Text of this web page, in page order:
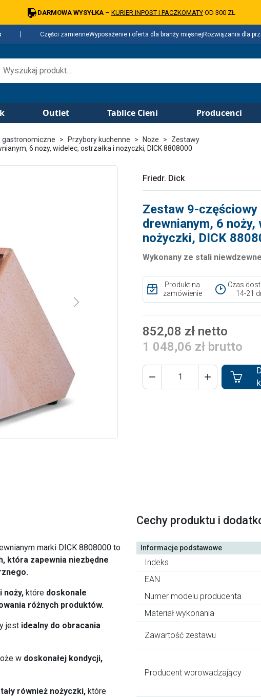
DARMOWA WYSYŁKA – KURIER INPOST I PACZKOMATY OD 300 ZŁ
Części zamienneWyposażenie i oferta dla branży mięsnejRozwiązania dla
Outlet Tablice Cieni Producenci
gastronomiczne Przybory kuchenne Noże
Zestawy
6 noży, widelec, ostrzałka i nożyczki, DICK 8808000
Next
Friedr. Dick
Zestaw 9-częściowy
drewnianym, 6
nożyczki, DICK
Wykonany ze stali
Produkt na
zamówienie
Czas
14-21
852,08 zł netto
1 048,06 zł brutto
 
marki DICK 8808000 to
która zapewnia niezbędne
noży, które doskonale
różnych produktów.
jest idealny do obracania
w doskonałej kondycji,
również nożyczki, które
Cechy produktu i
Informacje podstawowe
Indeks
EAN
Numer modelu producenta
Materiał wykonania
Zawartość zestawu
Producent wprowadzający